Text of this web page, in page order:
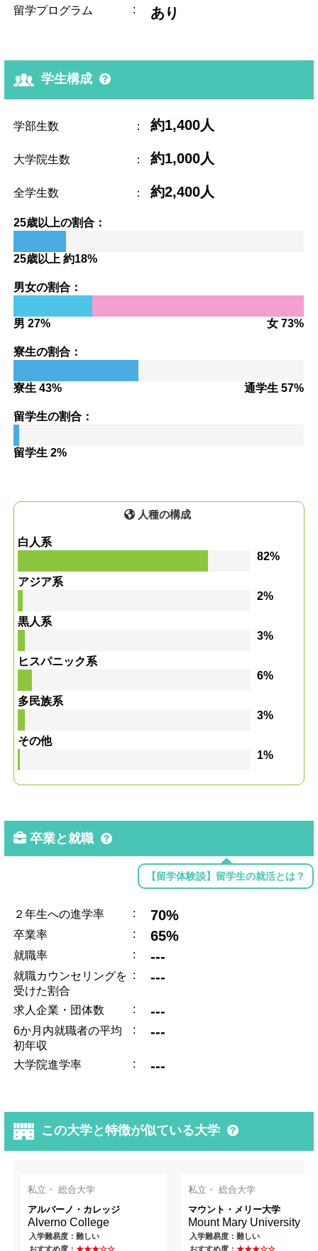
留学プログラム : あり
学生構成
学部生数 ： 約1,400人
大学院生数 ： 約1,000人
全学生数 ： 約2,400人
25歳以上の割合：
25歳以上 約18%
男女の割合：
男 27% 女 73%
寮生の割合：
寮生 43% 通学生 57%
留学生の割合：
留学生 2%
人種の構成
白人系
82%
アジア系
2%
黒人系
3%
ヒスパニック系
6%
多民族系
3%
その他
1%
卒業と就職
【留学体験談】留学生の就活とは？
２年生への進学率 : 70%
卒業率 : 65%
就職率 : ---
就職カウンセリングを
受けた割合
: ---
求人企業・団体数 : ---
6か月内就職者の平均
初年収
: ---
大学院進学率 : ---
この大学と特徴が似ている大学
私立・ 総合大学
アルバーノ・カレッジ
Alverno College
入学難易度：難しい
おすすめ度：★★★☆☆
私立・ 総合大学
マウント・メリー大学
Mount Mary University
入学難易度：難しい
おすすめ度： ★★★☆☆